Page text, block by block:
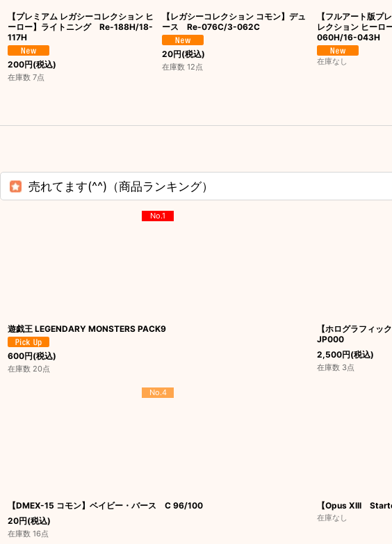
【プレミアム レガシーコレクション ヒ
ーロー】ライトニング Re-188H/18-
117H
200円(税込)
在庫数 7点
【レガシーコレクション コモン】デュ
ース Re-076C/3-062C
20円(税込)
在庫数 12点
【フルアート版プ
レクション ヒー
060H/16-043H
在庫なし
売れてます(^^)（商品ランキング）
No.1
遊戯王 LEGENDARY MONSTERS PACK9
600円(税込)
在庫数 20点
【ホログラフィ
JP000
2,500円(税込)
在庫数 3点
No.4
【DMEX-15 コモン】ベイビー・バース C 96/100
20円(税込)
在庫数 16点
【Opus XIII
在庫なし